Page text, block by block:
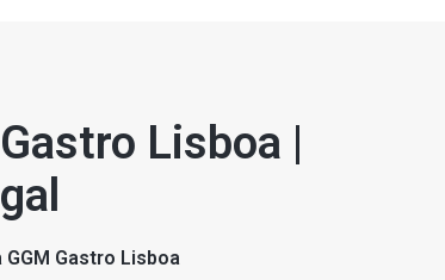
Lisboa |
GGM Gastro Lisboa